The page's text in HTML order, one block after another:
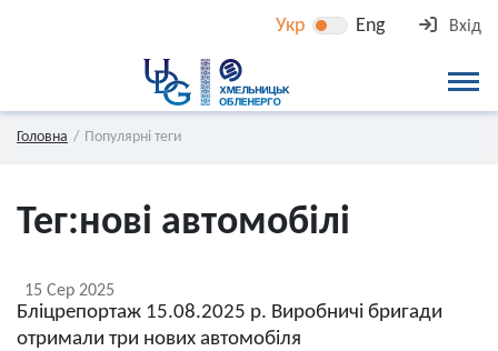
Укр Eng Вхід
Головна Популярні теги
Тег:нові автомобілі
15 Сер 2025
Бліцрепортаж 15.08.2025 р. Виробничі бригади
отримали три нових автомобіля